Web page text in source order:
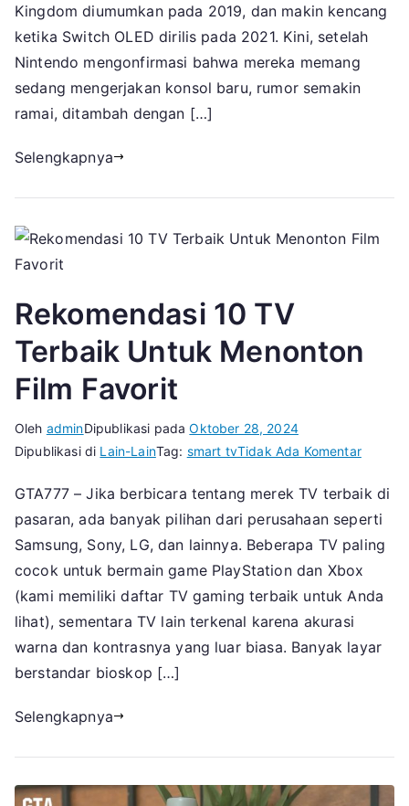
Kingdom diumumkan pada 2019, dan makin kencang
ketika Switch OLED dirilis pada 2021. Kini, setelah
Nintendo mengonfirmasi bahwa mereka memang
sedang mengerjakan konsol baru, rumor semakin
ramai, ditambah dengan […]
Selengkapnya
Rekomendasi 10 TV
Terbaik Untuk Menonton
Film Favorit
Oleh adminDipublikasi padaOktober 28, 2024
Dipublikasi di Lain-LainTag: smart tvTidak Ada Komentarpada
10
TV
Terbaik
Untuk
GTA777 – Jika berbicara tentang merek TV terbaik di
pasaran, ada banyak pilihan dari perusahaan seperti
Samsung, Sony, LG, dan lainnya. Beberapa TV paling
cocok untuk bermain game PlayStation dan Xbox
(kami memiliki daftar TV gaming terbaik untuk Anda
lihat), sementara TV lain terkenal karena akurasi
warna dan kontrasnya yang luar biasa. Banyak layar
berstandar bioskop […]
Selengkapnya